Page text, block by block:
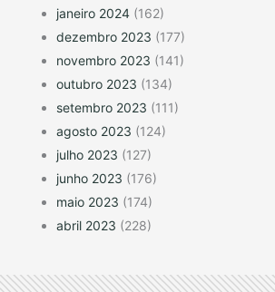
janeiro 2024 (162)
dezembro 2023 (177)
novembro 2023 (141)
outubro 2023 (134)
setembro 2023 (111)
agosto 2023 (124)
julho 2023 (127)
junho 2023 (176)
maio 2023 (174)
abril 2023 (228)